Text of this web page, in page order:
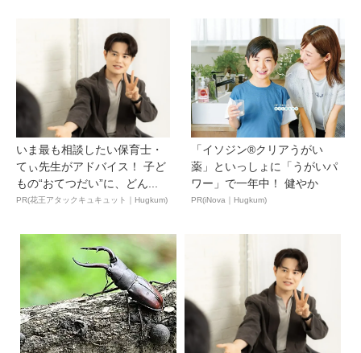
いま最も相談したい保育士・
てぃ先生がアドバイス！ 子ど
もの“おてつだい”に、どん...
PR(花王アタックキュキュット｜Hugkum)
「イソジン®クリアうがい
薬」といっしょに「うがいパ
ワー」で一年中！ 健やか
PR(iNova｜Hugkum)